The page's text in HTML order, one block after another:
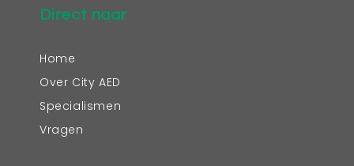
Direct naar
Home
Over City AED
Specialismen
Vragen